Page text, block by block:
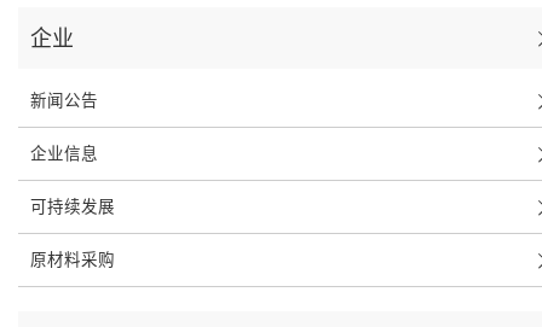
企业
新闻公告
企业信息
可持续发展
原材料采购